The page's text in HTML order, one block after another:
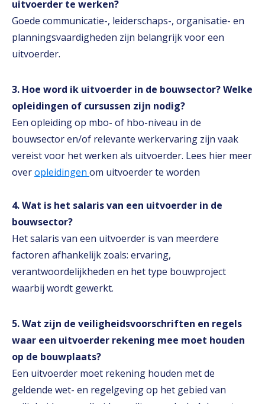
uitvoerder te werken?
Goede communicatie-, leiderschaps-, organisatie- en
planningsvaardigheden zijn belangrijk voor een
uitvoerder.
3. Hoe word ik uitvoerder in de bouwsector? Welke
opleidingen of cursussen zijn nodig?
Een opleiding op mbo- of hbo-niveau in de
bouwsector en/of relevante werkervaring zijn vaak
vereist voor het werken als uitvoerder. Lees hier meer
overopleidingen om uitvoerder te worden
4. Wat is het salaris van een uitvoerder in de
bouwsector?
Het salaris van een uitvoerder is van meerdere
factoren afhankelijk zoals: ervaring,
verantwoordelijkheden en het type bouwproject
waarbij wordt gewerkt.
5. Wat zijn de veiligheidsvoorschriften en regels
waar een uitvoerder rekening mee moet houden
op de bouwplaats?
Een uitvoerder moet rekening houden met de
geldende wet- en regelgeving op het gebied van